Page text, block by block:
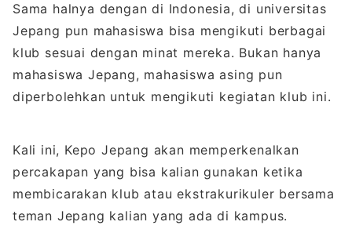
Sama halnya dengan di Indonesia, di universitas
Jepang pun mahasiswa bisa mengikuti berbagai
klub sesuai dengan minat mereka. Bukan hanya
mahasiswa Jepang, mahasiswa asing pun
diperbolehkan untuk mengikuti kegiatan klub ini.
Kali ini, Kepo Jepang akan memperkenalkan
percakapan yang bisa kalian gunakan ketika
membicarakan klub atau ekstrakurikuler bersama
teman Jepang kalian yang ada di kampus.